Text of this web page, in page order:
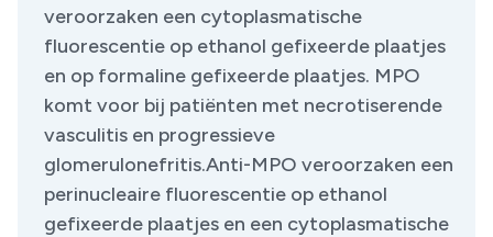
veroorzaken een cytoplasmatische
fluorescentie op ethanol gefixeerde plaatjes
en op formaline gefixeerde plaatjes. MPO
komt voor bij patiënten met necrotiserende
vasculitis en progressieve
glomerulonefritis.Anti-MPO veroorzaken een
perinucleaire fluorescentie op ethanol
gefixeerde plaatjes en een cytoplasmatische